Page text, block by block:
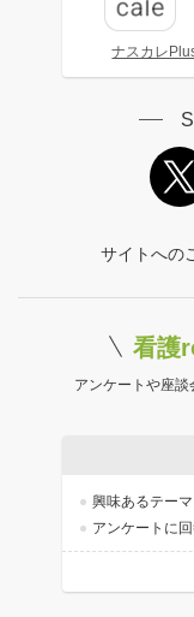
ナスカレ
サイトへの
看護
アンケートや座談
興味あるテー
アンケートに